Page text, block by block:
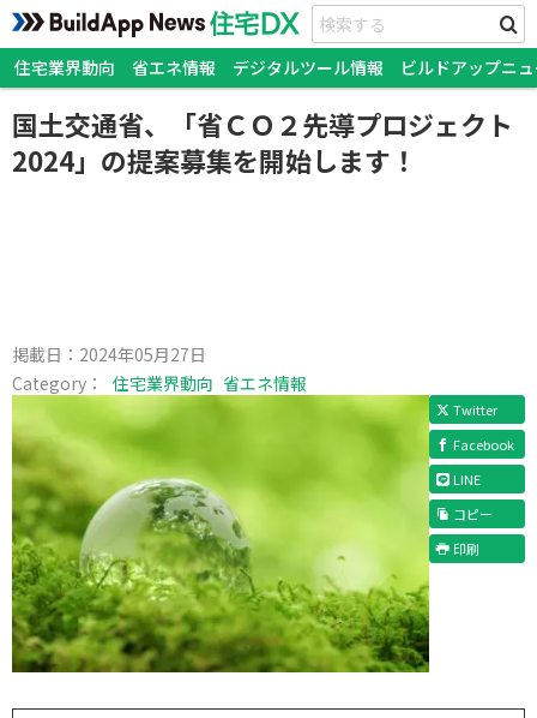
住宅業界動向 省エネ情報 デジタルツール情報 ビルドアップニ
国土交通省、「省ＣＯ２先導プロジェクト
2024」の提案募集を開始します！
掲載日： 2024年05月27日
Category：
住宅業界動向 省エネ情報
Twitter
Facebook
LINE
コピー
印刷